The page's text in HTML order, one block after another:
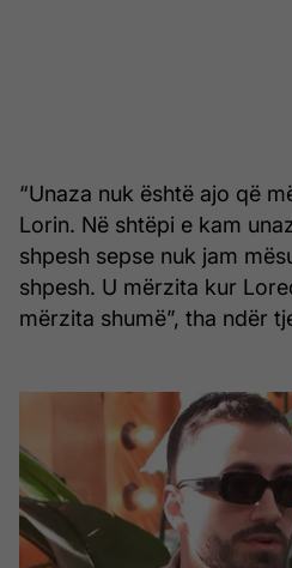
“Unaza nuk është ajo që
Lorin. Në shtëpi e kam
shpesh sepse nuk jam
shpesh. U mërzita kur
mërzita shumë”, tha ndër